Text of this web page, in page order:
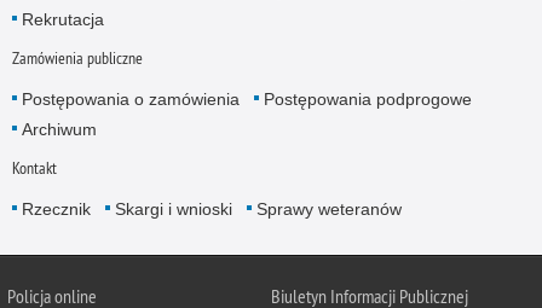
Rekrutacja
Zamówienia publiczne
Postępowania o zamówienia
Postępowania podprogowe
Archiwum
Kontakt
Rzecznik Skargi i wnioski Sprawy weteranów
Policjaonline Biuletyn Informacji Publicznej